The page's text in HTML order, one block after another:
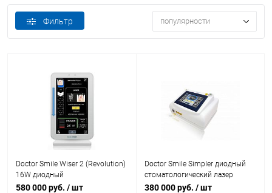
Фильтр популярности
Doctor Smile Wiser 2 (Revolution)
16W диодный
стоматологический лазер
580 000 руб. / шт
Doctor Smile Simpler диодный
стоматологический лазер
380 000 руб. / шт